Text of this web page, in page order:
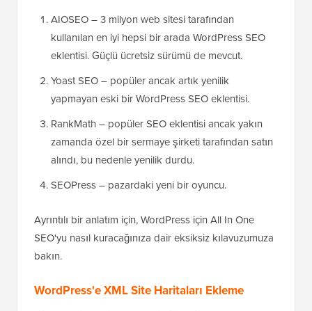
AIOSEO – 3 milyon web sitesi tarafından
kullanılan en iyi hepsi bir arada WordPress SEO
eklentisi. Güçlü ücretsiz sürümü de mevcut.
Yoast SEO – popüler ancak artık yenilik
yapmayan eski bir WordPress SEO eklentisi.
RankMath – popüler SEO eklentisi ancak yakın
zamanda özel bir sermaye şirketi tarafından satın
alındı, bu nedenle yenilik durdu.
SEOPress – pazardaki yeni bir oyuncu.
Ayrıntılı bir anlatım için, WordPress için All In One
SEO'yu nasıl kuracağınıza dair eksiksiz kılavuzumuza
bakın.
WordPress'e XML Site Haritaları Ekleme